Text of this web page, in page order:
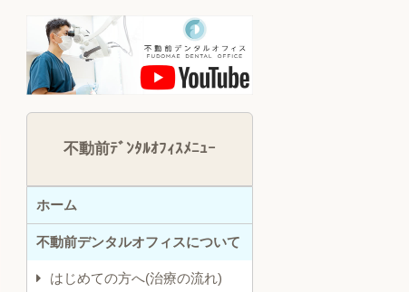
不動前ﾃﾞﾝﾀﾙｵﾌｨｽﾒﾆｭｰ
ホーム
不動前デンタルオフィスについて
はじめての方へ(治療の流れ)